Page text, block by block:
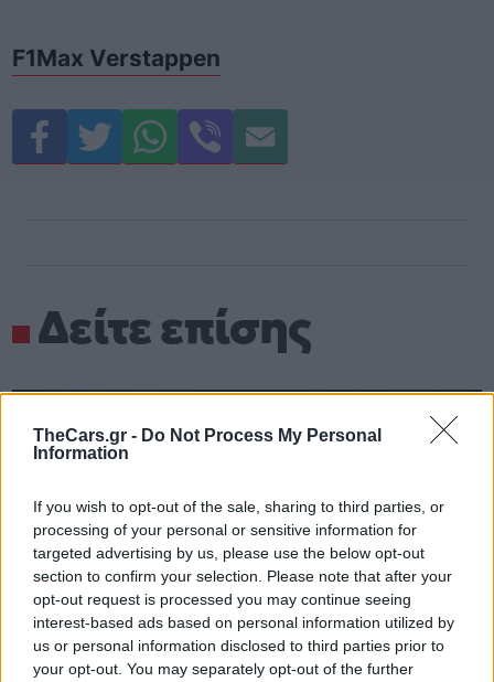
TheCars.gr - Do Not Process My Personal
Information
If you wish to opt-out of the sale, sharing to third parties, or
processing of your personal or sensitive information for
targeted advertising by us, please use the below opt-out
section to confirm your selection. Please note that after your
opt-out request is processed you may continue seeing
interest-based ads based on personal information utilized by
us or personal information disclosed to third parties prior to
your opt-out. You may separately opt-out of the further
F1Max Verstappen
Δείτε επίσης